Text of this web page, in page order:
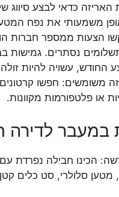
האריזה כדאי לבצע
משמעותי את נפח
הצעות ממספר חברות
נסתרים.
עשויה להיות
משומשים: חפשו
או פלטפורמות מקוונות.
במעבר
הכינו חבילה נפרדת
מטען סלולרי, סט כלים